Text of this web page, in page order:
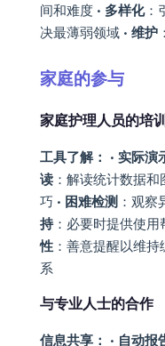
间和难度 • 多样化：
决最薄弱领域 • 维护
家庭的参与
家庭护理人员的培训
工具了解： • 实际演
读：解读统计数据和
巧 • 困难检测 ：观察
持：必要时提供使用
性：善意提醒以维持
系
与专业人士的合作
信息共享： • 自动报